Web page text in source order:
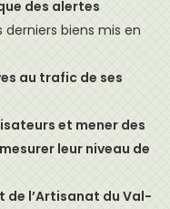
des alertes
biens mis en
au trafic de ses
et mener des
leur niveau de
de l’Artisanat du Val-